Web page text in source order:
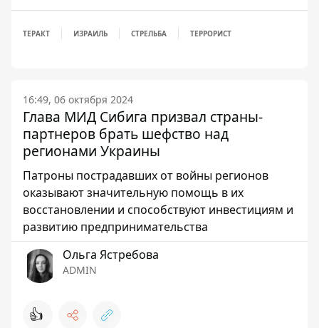
ТЕРАКТ ИЗРАИЛЬ СТРЕЛЬБА ТЕРРОРИСТ
16:49, 06 октября 2024
Глава МИД Cибига призвал страны-
партнеров брать шефство над
регионами Украины
Патроны пострадавших от войны регионов
оказывают значительную помощь в их
восстановлении и способствуют инвестициям и
развитию предпринимательства
Ольга Ястребова
ADMIN
👍